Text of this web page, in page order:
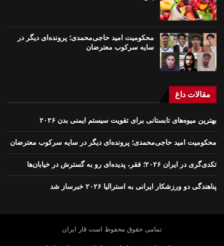
محکومیت امید حاجی‌محمدی؛ پرونده‌ای دیگر در
سایه سرکوب معترضان
مقالات داغ
بهترین میوه‌های تابستانی برای تقویت سیستم ایمنی بدن ۲۰۲۶
محکومیت امید حاجی‌محمدی؛ پرونده‌ای دیگر در سایه سرکوب معترضان
تکدی‌گری در ایران ۲۰۲۶؛ فقر، پدیده‌ای رو به گسترش در خیابان‌ها
پناهندگی دو ورزشکار ایرانی به استرالیا ۲۰۲۶ خبرساز شد
تمامی حقوق محفوظ است ڤار ايران